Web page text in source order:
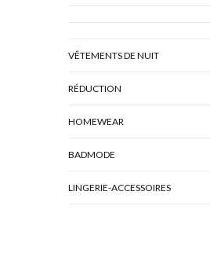
VÊTEMENTS DE NUIT
RÉDUCTION
HOMEWEAR
BADMODE
LINGERIE-ACCESSOIRES